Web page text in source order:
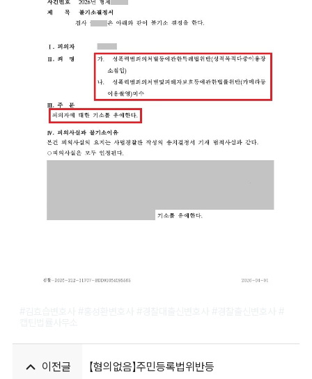
이전글 【혐의없음】주민등록법위반등